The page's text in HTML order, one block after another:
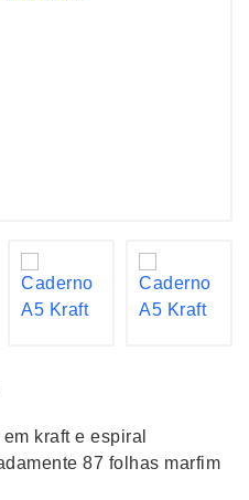
kraft e espiral
87 folhas marfim